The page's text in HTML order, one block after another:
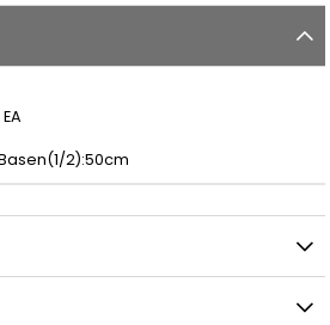
2):50cm